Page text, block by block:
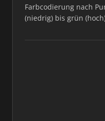
Farbcodierung nach
(niedrig) bis grün